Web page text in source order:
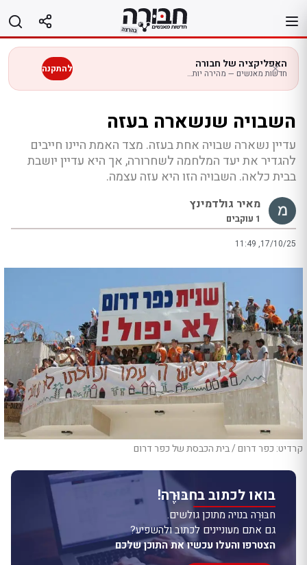
לתוכן
האפליקציה של חבורה
חדשות מאנשים — מהירה יותר בנייד להתקנה
השבויה שנשארה בעזה
עדיין נשארה שבויה אחת בעזה. מצד האמת היינו חייבים
להגדיר את יעד המלחמה לשחרורה, אך היא עדיין יושבת
בבית כלאה. השבויה הזו היא עזה עצמה.
מאיר גולדמינץ
1 עוקבים
11:49 ,17/10/25
קרדיט: כפר דרום / בית הכבסת של כפר דרום
בואו לכתוב בחבּוּרֶה!
חבּוּרֶה בנויה מתוכן גולשים.
גם אתם מעוניינים לכתוב ולהשפיע?
הצטרפו והעלו עכשיו את התוכן שלכם